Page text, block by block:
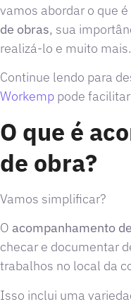
vamos abordar o que
de obras, sua
realizá-lo e muito mais.
Continue lendo para
Workemp pode
O que é
de obra?
Vamos simplificar?
O acompanhamento
checar e documentar
trabalhos no local da
Isso inclui uma